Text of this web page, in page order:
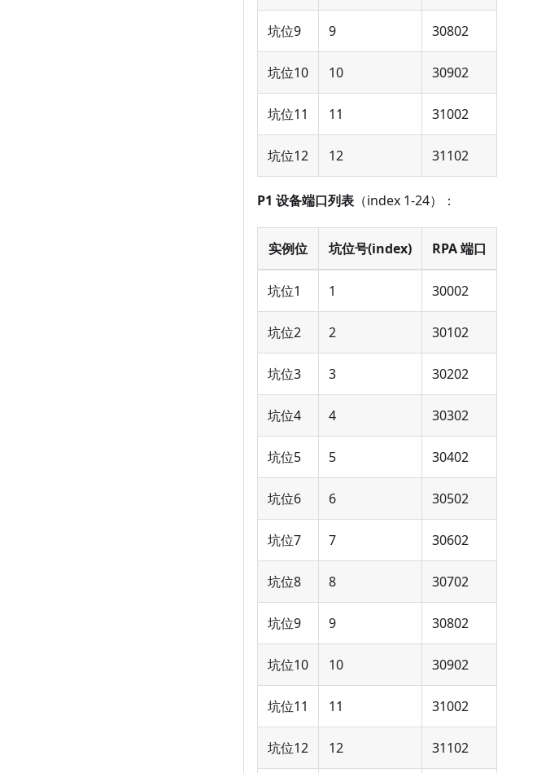
坑位9 9 30802
坑位10 10 30902
坑位11 11 31002
坑位12 12 31102
P1 设备端口列表 （index 1-24）：
实例位 坑位号(index) RPA 端口
坑位1 1 30002
坑位2 2 30102
坑位3 3 30202
坑位4 4 30302
坑位5 5 30402
坑位6 6 30502
坑位7 7 30602
坑位8 8 30702
坑位9 9 30802
坑位10 10 30902
坑位11 11 31002
坑位12 12 31102